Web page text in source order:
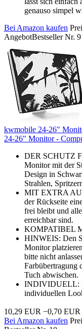
genauso simpel
Bei Amazon kaufen
AngebotBestseller Nr. 9
kwmobile 24-26"
24-26" Monitor -
DER SCHUTZ
Monitor mit der
Design in
Strahlen,
MIT EXTRA
der Rückseite
frei bleibt und
erreichbar sind.
KOMPATIBEL
HINWEIS: Den
Monitor
bitte nicht
Farbübertragung
Tuch abwischen.
INDIVIDUELL:
individuellen
10,29 EUR −0,70 EUR
Bei Amazon kaufen